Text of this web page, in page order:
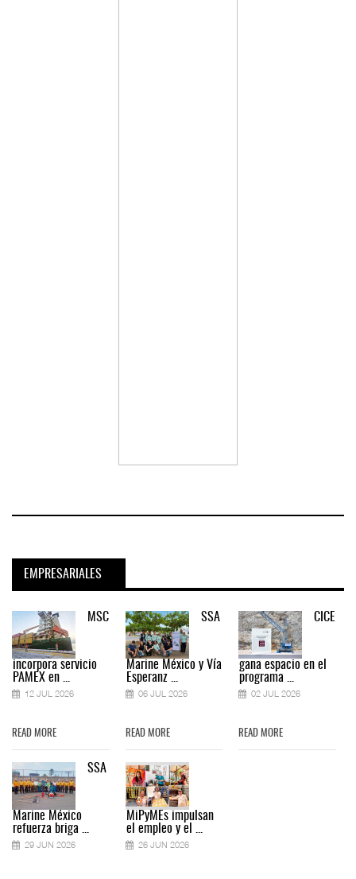
EMPRESARIALES
MSC
incorpora servicio
PAMEX en ...
12 JUL 2026
READ MORE
SSA
Marine México
refuerza briga ...
29 JUN 2026
SSA
Marine México y Vía
Esperanz ...
06 JUL 2026
READ MORE
MiPyMEs impulsan
el empleo y el ...
26 JUN 2026
CICE
gana espacio en el
programa ...
02 JUL 2026
READ MORE